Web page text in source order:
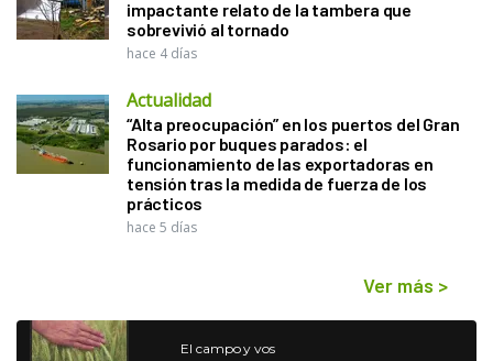
impactante relato de la tambera que
sobrevivió al tornado
hace 4 días
Actualidad
“Alta preocupación” en los puertos del Gran
Rosario por buques parados: el
funcionamiento de las exportadoras en
tensión tras la medida de fuerza de los
prácticos
hace 5 días
Ver más >
El campo y vos